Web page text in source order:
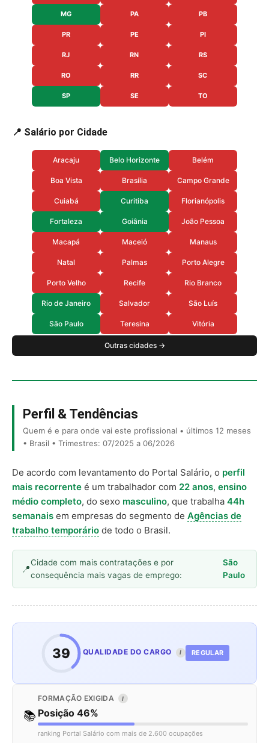
MG PA PB
PR PE PI
RJ RN RS
RO RR SC
SP SE TO
📍 Salário por Cidade
Aracaju Belo Horizonte Belém
Boa Vista Brasília Campo Grande
Cuiabá Curitiba Florianópolis
Fortaleza Goiânia João Pessoa
Macapá Maceió Manaus
Natal Palmas Porto Alegre
Porto Velho Recife Rio Branco
Rio de Janeiro Salvador São Luís
São Paulo Teresina Vitória
Outras cidades →
Perfil & Tendências
Quem é e para onde vai este profissional • últimos 12 meses
• Brasil • Trimestres: 07/2025 a 06/2026
De acordo com levantamento do Portal Salário, o perfil
mais recorrente é um trabalhador com 22 anos, ensino
médio completo, do sexo masculino, que trabalha 44h
semanais em empresas do segmento de Agências de
trabalho temporário de todo o Brasil.
Cidade com mais contratações e por
consequência mais vagas de emprego:
São
Paulo
39 QUALIDADE DO CARGO I REGULAR
📚
FORMAÇÃO EXIGIDA I
Posição 46%
ranking Portal Salário com mais de 2.600 ocupações